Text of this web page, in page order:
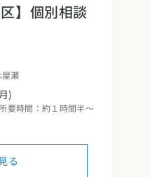
】個別相談
瀬
)
要時間：約１時間半～
る